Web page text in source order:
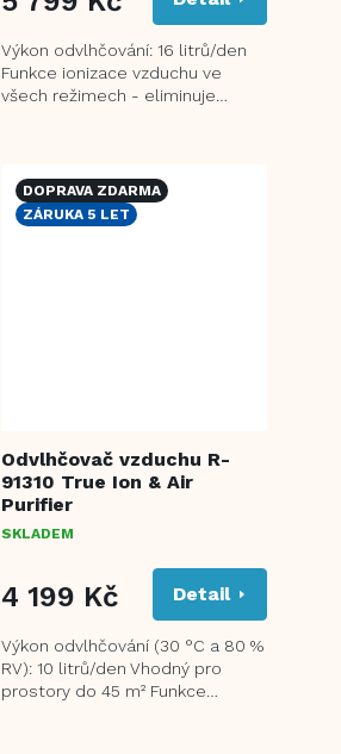
Výkon odvlhčování: 16 litrů/den
Funkce ionizace vzduchu ve
všech režimech - eliminuje
DOPRAVA ZDARMA
ZÁRUKA 5 LET
Odvlhčovač vzduchu R-
91310 True Ion & Air
Purifier
SKLADEM
4 199 Kč Detail
Výkon odvlhčování (30 °C a 80 %
RV): 10 litrů/den Vhodný pro
prostory do 45 m² Funkce